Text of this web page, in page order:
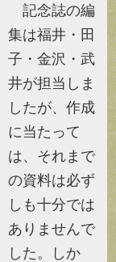
記念誌の編
集は福井・田
子・金沢・武
井が担当しま
したが、作成
に当たって
は、それまで
の資料は必ず
しも十分では
ありませんで
した。しか